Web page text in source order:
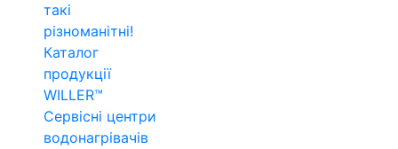
такі
різноманітні!
Каталог
продукції
WILLER™
Сервісні центри
водонагрівачів